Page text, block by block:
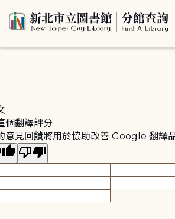
個翻譯評分
意見回饋將用於協助改善 Google 翻譯